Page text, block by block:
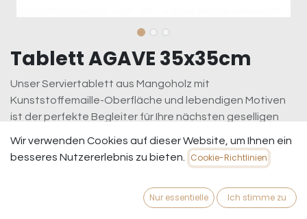
Tablett AGAVE 35x35cm
Unser Serviertablett aus Mangoholz mit
Kunststoffemaille-Oberfläche und lebendigen Motiven
ist der perfekte Begleiter für Ihre nächsten geselligen
lässt es sich bequem transportieren – ideal für Buffets,
Partys oder den täglichen Gebrauch.
zzgl. Versandkosten
Wir verwenden Cookies auf dieser Website, um Ihnen ein
besseres Nutzererlebnis zu bieten.
Cookie-Richtlinien
Nur essentielle Ich stimme zu